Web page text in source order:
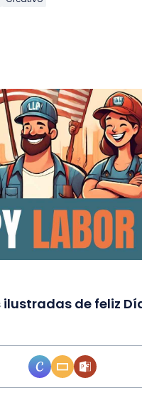
de feliz